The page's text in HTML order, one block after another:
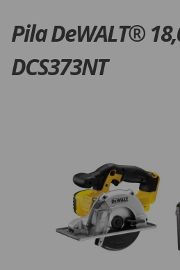
Pila DeWALT®
DCS373NT